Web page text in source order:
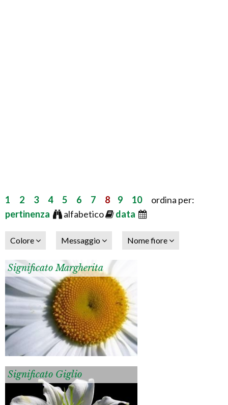
1 2 3 4 5 6 7 8 9 10ordina per:
pertinenza
alfabetico data
Colore Messaggio Nome fiore
Significato Margherita
Significato Giglio